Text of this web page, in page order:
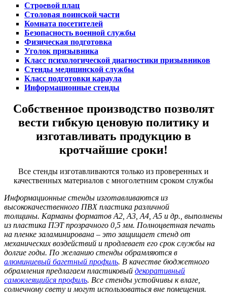
Строевой плац
Столовая воинской части
Комната посетителей
Безопасность военной службы
Физическая подготовка
Уголок призывника
Класс психологической диагностики призывников
Стенды медицинской службы
Класс подготовки караула
Информационные стенды
Собственное производство позволят
вести гибкую ценовую политику и
изготавливать продукцию в
кротчайшие сроки!
Все стенды изготавливаются только из проверенных и
качественных материалов с многолетним сроком службы
Информационные стенды изготавливаются из
высококачественного ПВХ пластика различной
толщины. Карманы форматов А2, А3, А4, А5 и др., выполнены
из пластика ПЭТ прозрачного 0,5 мм. Полноцветная печать
на пленке заламинирована – это защищает стенд от
механических воздействий и продлевает его срок службы на
долгие годы. По желанию стенды обрамляются в
алюминиевый багетный профиль. В качестве бюджетного
обрамления предлагаем пластиковый декоративный
самоклеящийся профиль. Все стенды устойчивы к влаге,
солнечному свету и могут использоваться вне помещения.